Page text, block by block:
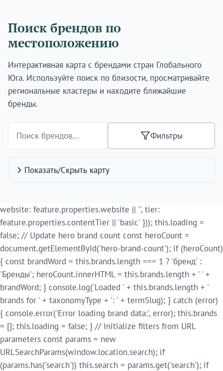
Поиск брендов по
местоположению
Интерактивная карта с брендами стран Глобального
Юга. Используйте поиск по близости, просматривайте
региональные кластеры и находите ближайшие
бренды.
Фильтры
Показать/Скрыть карту
website: feature.properties.website || '', tier:
feature.properties.contentTier || 'basic' })); this.loading =
false; // Update hero brand count const heroCount =
document.getElementById('hero-brand-count'); if (heroCount)
{ const brandWord = this.brands.length === 1 ? 'бренд' :
'Бренды'; heroCount.innerHTML = this.brands.length + ' ' +
brandWord; } console.log('Loaded ' + this.brands.length + '
brands for ' + taxonomyType + ': ' + termSlug); } catch (error)
{ console.error('Error loading brand data:', error); this.brands
= []; this.loading = false; } // Initialize filters from URL
parameters const params = new
URLSearchParams(window.location.search); if
(params.has('search')) this.search = params.get('search'); if